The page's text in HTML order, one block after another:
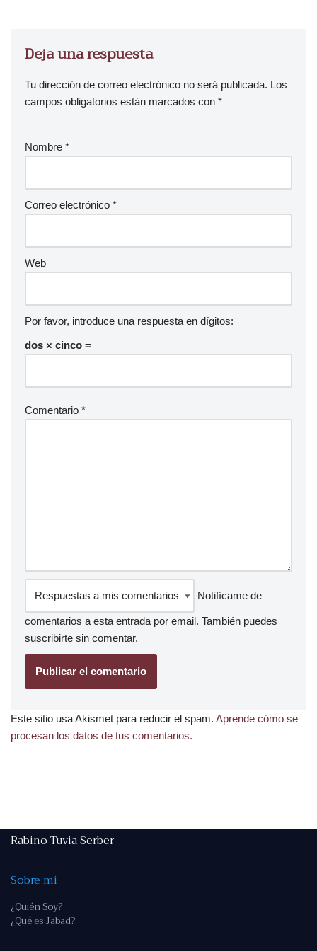
Deja una respuesta
Tu dirección de correo electrónico no será publicada. Los
campos obligatorios están marcados con *
Nombre *
Correo electrónico *
Web
Por favor, introduce una respuesta en dígitos:
dos × cinco =
Comentario *
Notifícame de
comentarios a esta entrada por email. También puedes
suscribirte sin comentar.
Este sitio usa Akismet para reducir el spam. Aprende cómo se
procesan los datos de tus comentarios.
Rabino Tuvia Serber
Sobre mi
¿Quién Soy?
¿Qué es Jabad?